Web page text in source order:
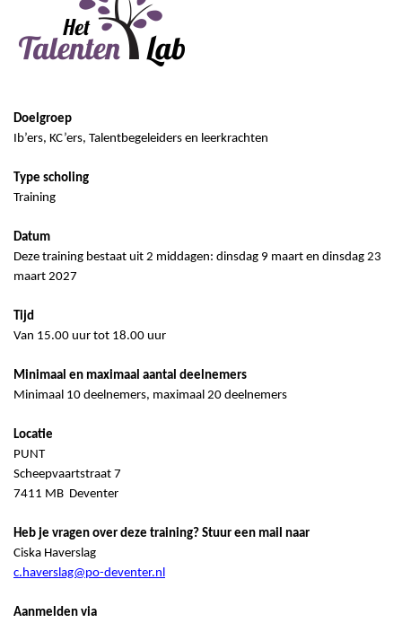
Doelgroep
Ib’ers, KC’ers, Talentbegeleiders en leerkrachten
Type scholing
Training
Datum
Deze training bestaat uit 2 middagen: dinsdag 9 maart en dinsdag 23
maart 2027
Tijd
Van 15.00 uur tot 18.00 uur
Minimaal en maximaal aantal deelnemers
Minimaal 10 deelnemers, maximaal 20 deelnemers
Locatie
PUNT
Scheepvaartstraat 7
7411 MB Deventer
Heb je vragen over deze training? Stuur een mail naar
Ciska Haverslag
c.haverslag@po-deventer.nl
Aanmelden via